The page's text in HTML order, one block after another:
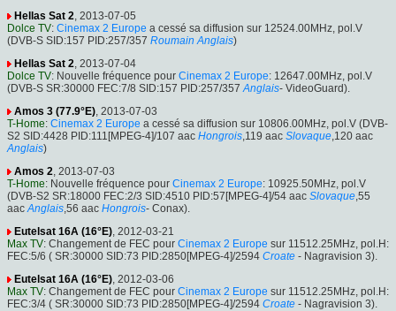
Hellas Sat 2 , 2013-07-05
Dolce TV: Cinemax 2 Europe a cessé sa diffusion sur 12524.00MHz, pol.V
(DVB-S SID:157 PID:257/357 Roumain Anglais)
Hellas Sat 2 , 2013-07-04
Dolce TV: Nouvelle fréquence pour Cinemax 2 Europe: 12647.00MHz, pol.V
(DVB-S SR:30000 FEC:7/8 SID:157 PID:257/357 Anglais- VideoGuard).
Amos 3 (77.9°E) , 2013-07-03
T-Home: Cinemax 2 Europe a cessé sa diffusion sur 10806.00MHz, pol.V (DVB-
S2 SID:4428 PID:111[MPEG-4]/107 aac Hongrois ,119 aac Slovaque ,120 aac
Anglais)
Amos 2 , 2013-07-03
T-Home: Nouvelle fréquence pour Cinemax 2 Europe: 10925.50MHz, pol.V
(DVB-S2 SR:18000 FEC:2/3 SID:4510 PID:57[MPEG-4]/54 aac Slovaque ,55
aac Anglais ,56 aac Hongrois- Conax).
Eutelsat 16A (16°E) , 2012-03-21
Max TV: Changement de FEC pour Cinemax 2 Europe sur 11512.25MHz, pol.H:
FEC:5/6 ( SR:30000 SID:73 PID:2850[MPEG-4]/2594 Croate - Nagravision 3).
Eutelsat 16A (16°E) , 2012-03-06
Max TV: Changement de FEC pour Cinemax 2 Europe sur 11512.25MHz, pol.H:
FEC:3/4 ( SR:30000 SID:73 PID:2850[MPEG-4]/2594 Croate - Nagravision 3).